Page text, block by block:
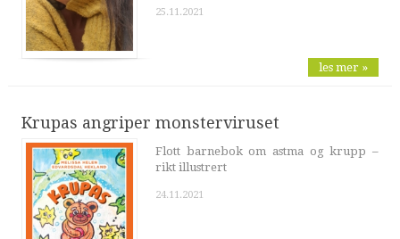
25.11.2021
les mer »
Krupas angriper monsterviruset
Flott barnebok om astma og krupp –
rikt illustrert
24.11.2021